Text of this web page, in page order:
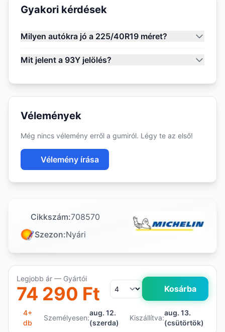
Gyakori kérdések
Milyen autókra jó a 225/40R19 méret?
Mit jelent a 93Y jelölés?
Vélemények
Még nincs vélemény erről a gumiról. Légy te az első!
Vélemény írása
Cikkszám:708570
Szezon:Nyári
Legjobb ár — Gyártói
74 290 Ft Kosárba
4+
db
Személyesen:
aug. 12.
(szerda)
Kiszállítva:
aug. 13.
(csütörtök)